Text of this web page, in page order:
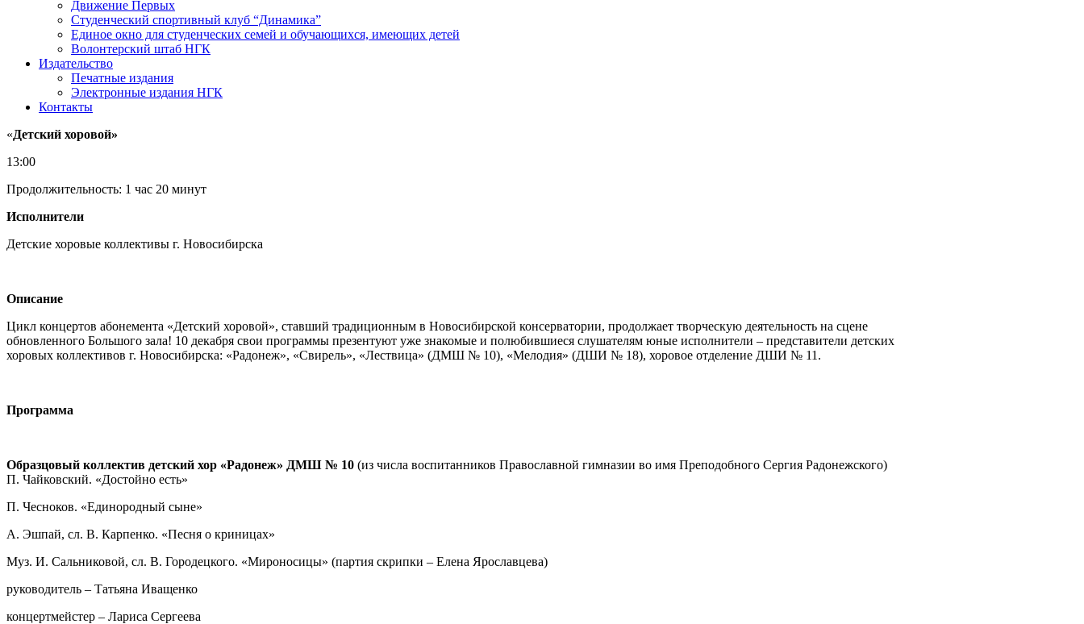
Движение Первых
Студенческий спортивный клуб “Динамика”
Единое окно для студенческих семей и обучающихся, имеющих детей
Волонтерский штаб НГК
Издательство
Печатные издания
Электронные издания НГК
Контакты
«Детский хоровой»
13:00
Продолжительность: 1 час 20 минут
Исполнители
Детские хоровые коллективы г. Новосибирска
Описание
Цикл концертов абонемента «Детский хоровой», ставший традиционным в Новосибирской консерватории, продолжает творческую деятельность на сцене
обновленного Большого зала! 10 декабря свои программы презентуют уже знакомые и полюбившиеся слушателям юные исполнители – представители детских
хоровых коллективов г. Новосибирска: «Радонеж», «Свирель», «Лествица» (ДМШ № 10), «Мелодия» (ДШИ № 18), хоровое отделение ДШИ № 11.
Программа
Образцовый коллектив детский хор «Радонеж» ДМШ № 10 (из числа воспитанников Православной гимназии во имя Преподобного Сергия Радонежского)
П. Чайковский. «Достойно есть»
П. Чесноков. «Единородный сыне»
А. Эшпай, сл. В. Карпенко. «Песня о криницах»
Муз. И. Сальниковой, сл. В. Городецкого. «Мироносицы» (партия скрипки – Елена Ярославцева)
руководитель – Татьяна Иващенко
концертмейстер – Лариса Сергеева